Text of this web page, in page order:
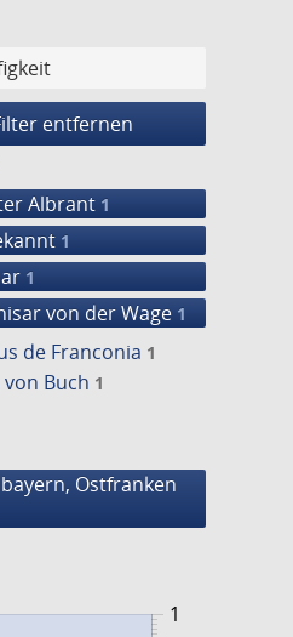
entfernen
Albrant 1
1
1
von der Wage 1
de Franconia 1
von Buch 1
Ostfranken
1